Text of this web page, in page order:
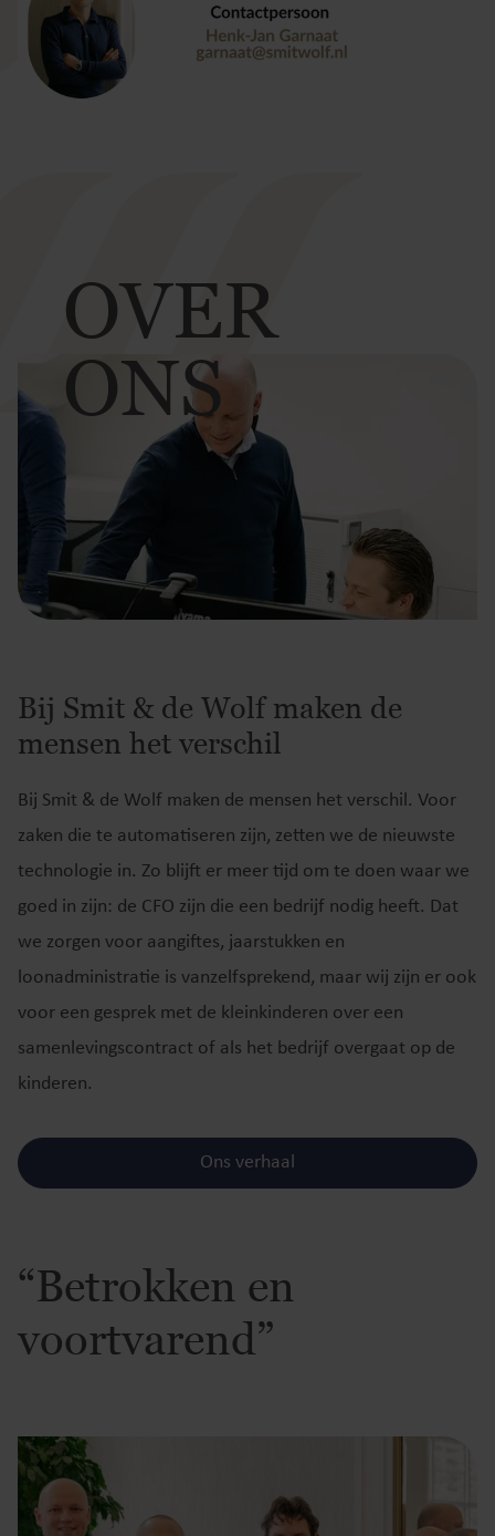
OVER
ONS
Bij Smit & de Wolf maken de
mensen het verschil
Bij Smit & de Wolf maken de mensen het verschil. Voor
zaken die te automatiseren zijn, zetten we de nieuwste
technologie in. Zo blijft er meer tijd om te doen waar we
goed in zijn: de CFO zijn die een bedrijf nodig heeft. Dat
we zorgen voor aangiftes, jaarstukken en
loonadministratie is vanzelfsprekend, maar wij zijn er ook
voor een gesprek met de kleinkinderen over een
samenlevingscontract of als het bedrijf overgaat op de
kinderen.
Ons verhaal
“Betrokken en
voortvarend”